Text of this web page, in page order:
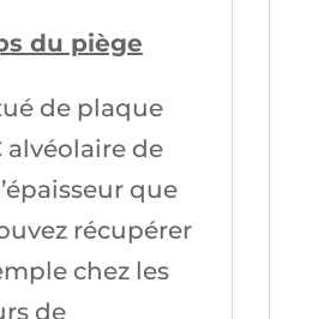
du piège
de plaque
alvéolaire de
que
récupérer
chez les
de